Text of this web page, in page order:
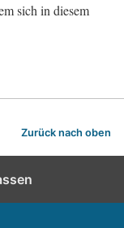
sich in diesem
Zurück nach oben